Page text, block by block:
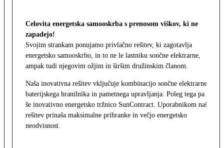
Celovita energetska samooskrba s prenosom viškov, ki ne
zapadejo!
Svojim strankam ponujamo privlačno rešitev, ki zagotavlja
energetsko samooskrbo, in to ne le lastniku sončne elektrarne,
ampak tudi njegovim ožjim in širšim družinskim članom.
Naša inovativna rešitev vključuje kombinacijo sončne elektrarne,
baterijskega hranilnika in pametnega upravljanja. Poleg tega pa
še inovativno energetsko tržnico SunContract. Uporabnikom naša
rešitev prinaša maksimalne prihranke in večjo energetsko
neodvisnost.